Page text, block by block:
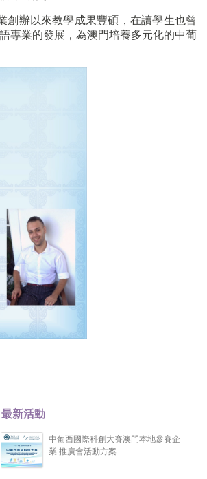
辦以來教學成果豐碩，在讀學生也曾
專業的發展，為澳門培養多元化的中葡
最新活動
中葡西國際科創大賽澳門本地參賽企
業 推廣會活動方案